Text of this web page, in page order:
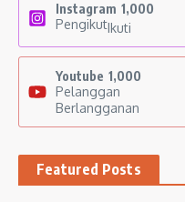
Instagram 1,000
PengikutIkuti
Youtube 1,000
Pelanggan
Berlangganan
Featured Posts